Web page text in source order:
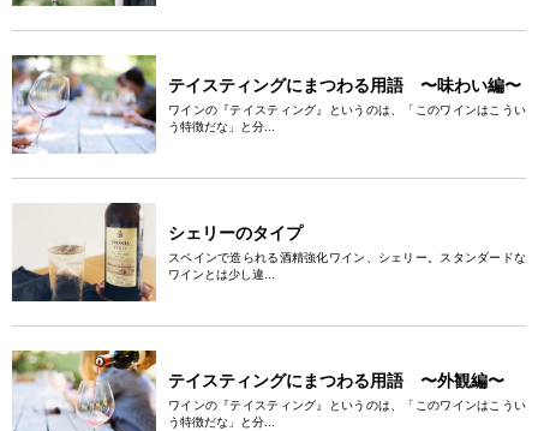
テイスティングにまつわる用語 〜味わい編〜
ワインの『テイスティング』というのは、「このワインはこうい
う特徴だな」と分...
シェリーのタイプ
スペインで造られる酒精強化ワイン、シェリー。スタンダードな
ワインとは少し違...
テイスティングにまつわる用語 〜外観編〜
ワインの『テイスティング』というのは、「このワインはこうい
う特徴だな」と分...